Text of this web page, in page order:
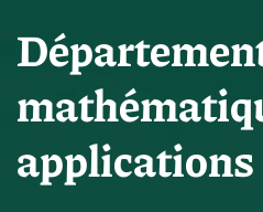
applications